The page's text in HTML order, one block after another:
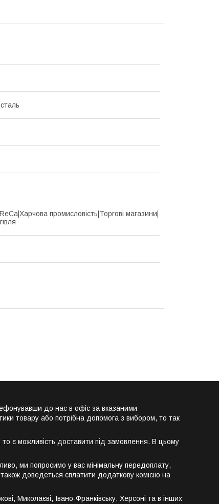
промисловість|Торгові магазини|
до нас в офіс за вказаними
товару або потрібна допомога з вибором, то так
є можливість доставити під замовлення. В цьому
ми попросимо у вас мінімальну передоплату,
доведеться сплатити додаткову комісію на
Миколаєві, Івано-Франківську, Херсоні та в інших